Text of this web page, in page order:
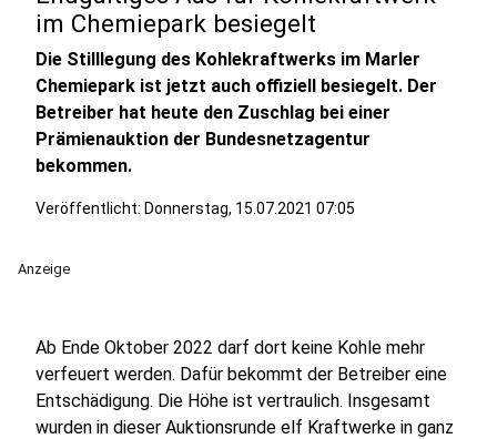
im Chemiepark besiegelt
Die Stilllegung des Kohlekraftwerks im Marler
Chemiepark ist jetzt auch offiziell besiegelt. Der
Betreiber hat heute den Zuschlag bei einer
Prämienauktion der Bundesnetzagentur
bekommen.
Veröffentlicht: Donnerstag, 15.07.2021 07:05
Anzeige
Ab Ende Oktober 2022 darf dort keine Kohle mehr
verfeuert werden. Dafür bekommt der Betreiber eine
Entschädigung. Die Höhe ist vertraulich. Insgesamt
wurden in dieser Auktionsrunde elf Kraftwerke in ganz